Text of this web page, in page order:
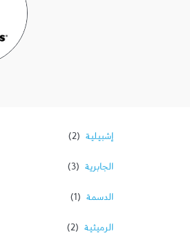
إشبيلية
الجابرية
الدسمة
الرميثية